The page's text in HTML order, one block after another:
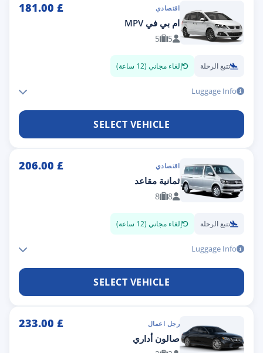
اقتصادي £
181.00
ام بي في MPV
5
5
تتبع الرحلة إلغاء مجاني (12 ساعة)
Luggage Info
SELECT VEHICLE
اقتصادي £
206.00
ثمانية مقاعد
8
8
تتبع الرحلة إلغاء مجاني (12 ساعة)
Luggage Info
SELECT VEHICLE
رجل اعمال £
233.00
صالون أداري